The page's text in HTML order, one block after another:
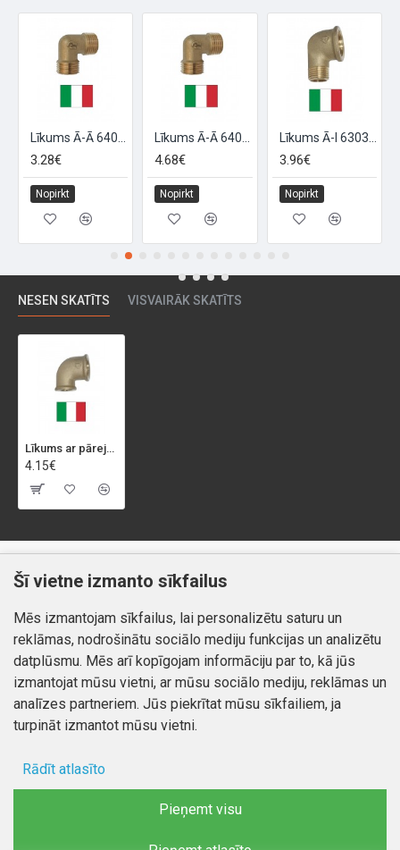
3.28€
Nopirkt
4.68€
Nopirkt
3.96€
Nopirkt
NESEN SKATĪTS VISVAIRĀK SKATĪTS
Līkums ar pāreju I-I 6403G 1/2*x3/4*, 1/2X3/4
4.15€
Klientiem
Kontakti
Preču atgriešana
Mans profils
Mans profils
Pasūtījumi
Piegāde un apmaksa
Atteikuma tiesības
Privātuma politika
Kontakti
Autortiesības © 2026, www.autobode.lv, Visas tiesības
Šī vietne izmanto sīkfailus
Mēs izmantojam sīkfailus, lai personalizētu saturu un
reklāmas, nodrošinātu sociālo mediju funkcijas un analizētu
datplūsmu. Mēs arī kopīgojam informāciju par to, kā jūs
izmantojat mūsu vietni, ar mūsu sociālo mediju, reklāmas un
analīzes partneriem. Jūs piekrītat mūsu sīkfailiem, ja
turpināt izmantot mūsu vietni.
Rādīt atlasīto
Pieņemt visu